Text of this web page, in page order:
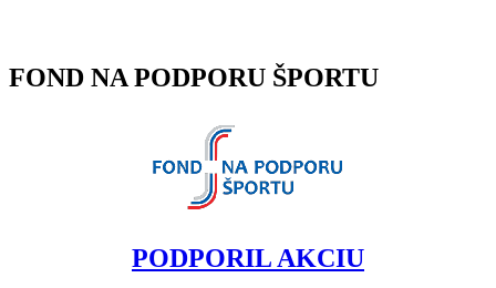
FOND NA PODPORU ŠPORTU
PODPORIL AKCIU